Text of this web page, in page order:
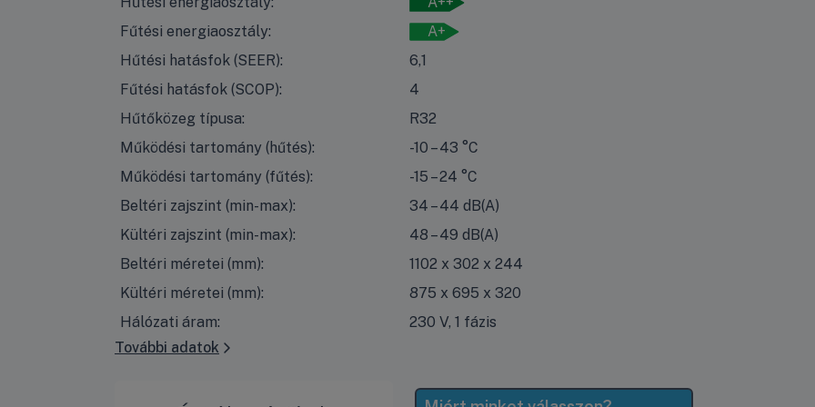
Fűtési energiaosztály:
A+
Hűtési hatásfok (SEER):
6,1
Fűtési hatásfok (SCOP):
4
Hűtőközeg típusa:
R32
Működési tartomány (hűtés):
-10 – 43 °C
Működési tartomány (fűtés):
-15 – 24 °C
Beltéri zajszint (min-max):
34 – 44 dB(A)
Kültéri zajszint (min-max):
48 – 49 dB(A)
Beltéri méretei (mm):
1102 x 302 x 244
Kültéri méretei (mm):
875 x 695 x 320
Hálózati áram:
230 V, 1 fázis
További adatok